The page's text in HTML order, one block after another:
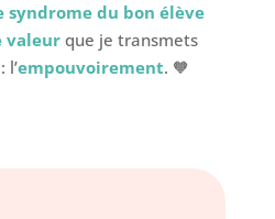
du bon élève
valeurque je transmets
l’empouvoirement. 🧡